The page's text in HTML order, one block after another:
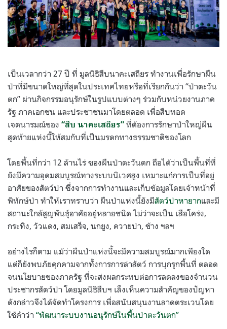
เป็นเวลากว่า 27 ปี ที่ มูลนิธิสืบนาคะเสถียร ทำงานเพื่อรักษาผืน
ป่าที่มีขนาดใหญ่ที่สุดในประเทศไทยหรือที่เรียกกันว่า “ป่าตะวัน
ตก” ผ่านกิจกรรมอนุรักษ์ในรูปแบบต่างๆ ร่วมกับหน่วยงานภาค
รัฐ ภาคเอกชน และประชาชนมาโดยตลอด เพื่อสืบทอด
เจตนารมณ์ของ “สืบ นาคะเสถียร” ที่ต้องการรักษาป่าใหญ่ผืน
สุดท้ายแห่งนี้ให้สมกับที่เป็นมรดกทางธรรมชาติของโลก
โดยพื้นที่กว่า 12 ล้านไร่ ของผืนป่าตะวันตก ถือได้ว่าเป็นพื้นที่ที่
ยังมีความอุดมสมบูรณ์ทางระบบนิเวศสูง เหมาะแก่การเป็นที่อยู่
อาศัยของสัตว์ป่า ซึ่งจากการทำงานและเก็บข้อมูลโดยเจ้าหน้าที่
พิทักษ์ป่า ทำให้เราทราบว่า ผืนป่าแห่งนี้ยังมีสัตว์ป่าหายากและมี
สถานะใกล้สูญพันธุ์อาศัยอยู่หลายชนิด ไม่ว่าจะเป็น เสือโคร่ง,
กระทิง, วัวแดง, สมเสร็จ, นกยูง, ควายป่า, ช้าง ฯลฯ
อย่างไรก็ตาม แม้ว่าผืนป่าแห่งนี้จะมีความสมบูรณ์มากเพียงใด
แต่ก็ยังพบภัยคุกคามจากทั้งการการล่าสัตว์ การบุกรุกพื้นที่ ตลอด
จนนโยบายของภาครัฐ ที่จะส่งผลกระทบต่อการลดลงของจำนวน
ประชากรสัตว์ป่า โดยมูลนิธิสืบฯ เล็งเห็นความสำคัญของปัญหา
ดังกล่าวจึงได้จัดทำโครงการ เพื่อสนับสนุนงานลาดตระเวนโดย
ใช้คำว่า “พัฒนาระบบงานอนุรักษ์ในพื้นป่าตะวันตก”